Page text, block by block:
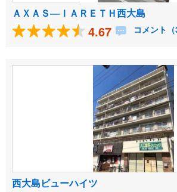
ＡＸＡＳ―ＩＡＲＥＴＨ西大島
4.67 コメント（
西大島ビューハイツ